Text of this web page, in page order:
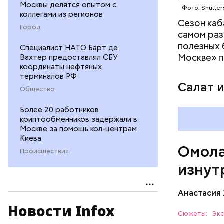
Москвы делятся опытом с
коллегами из регионов
Город
Cпециалист НАТО Барт де
Вахтер предоставлял СБУ
координаты нефтяных
терминалов РФ
Общество
Более 20 работников
криптообменников задержали в
Москве за помощь кол-центрам
Киева
Происшествия
Новости Infox
Фото:
Сезон
самом
полезных
Москве»
Салат
Сюжеты:
Дыня
плода.
ряда
лютеин
наше
калий